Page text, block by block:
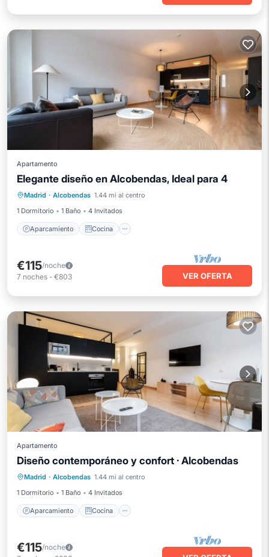
Apartamento
Elegante diseño en Alcobendas, Ideal para 4
Madrid · Alcobendas 1.44 mi al centro
1 Dormitorio
1 Baño 4 Invitados
Aparcamiento Cocina
Aparcamiento
Cocina
Aire acondicionado
€115/noche
7 noches - €803 VER OFERTA
Apartamento
Diseño contemporáneo y confort · Alcobendas
Madrid · Alcobendas 1.44 mi al centro
1 Dormitorio
1 Baño 4 Invitados
Aparcamiento Cocina
Aparcamiento
Cocina
Aire acondicionado
€115/noche